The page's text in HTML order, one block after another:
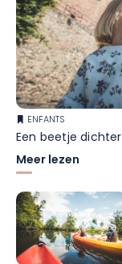
ENFANTS
Een beetje
Meer lezen